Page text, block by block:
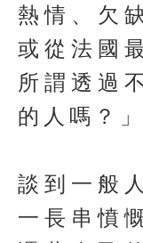
熱情、欠
或從法國
所謂透過
的人嗎？」
談到一般
一長串憤